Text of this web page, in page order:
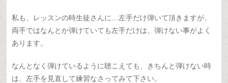
私も、レッスンの時生徒さんに…左手だけ弾いて頂きますが、
両手ではなんとか弾けていても左手だけは、弾けない事がよく
あります。
なんとなく弾けているように聴こえても、きちんと弾けない時
は、左手を見直して練習なさってみて下さい。